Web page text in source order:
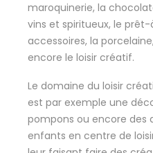
maroquinerie, la
vins et spiritueux, le
accessoires, la
encore le loisir créatif.
Le domaine du loisir
est par exemple une
pompons ou encore des
enfants en centre de